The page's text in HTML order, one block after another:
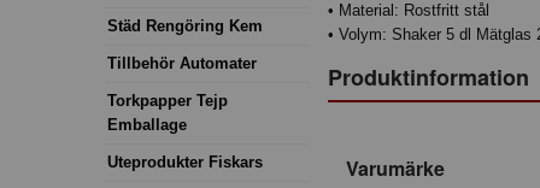
Städ Rengöring Kem
Tillbehör Automater
Torkpapper Tejp
Emballage
Uteprodukter Fiskars
• Material: Rostfritt stål
• Volym: Shaker 5 dl Mätglas
Produktinformation
Varumärke